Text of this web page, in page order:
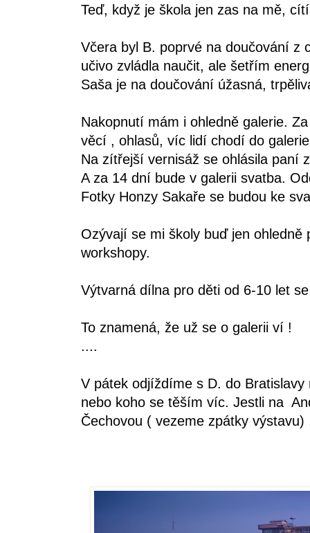
Teď, když je škola jen zas na mě,
Včera byl B. poprvé na doučování z
učivo zvládla naučit, ale šetřím
Saša je na doučování úžasná,
Nakopnutí mám i ohledně galerie.
věcí , ohlasů, víc lidí chodí do
Na zítřejší vernisáž se ohlásila paní
A za 14 dní bude v galerii svatba.
Fotky Honzy Sakaře se budou ke
Ozývají se mi školy buď jen
workshopy.
Výtvarná dílna pro děti od 6-10 let
To znamená, že už se o galerii ví !
....
V pátek odjíždíme s D. do
nebo koho se těším víc. Jestli na
Čechovou ( vezeme zpátky